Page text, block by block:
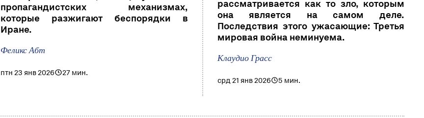
пропагандистских механизмах,
которые разжигают беспорядки в
Иране.
Феликс Абт
птн 23 янв 2026 27 мин.
рассматривается как то зло, которым
она является на самом деле.
Последствия этого ужасающие: Третья
мировая война неминуема.
Клаудио Грасс
срд 21 янв 2026 5 мин.